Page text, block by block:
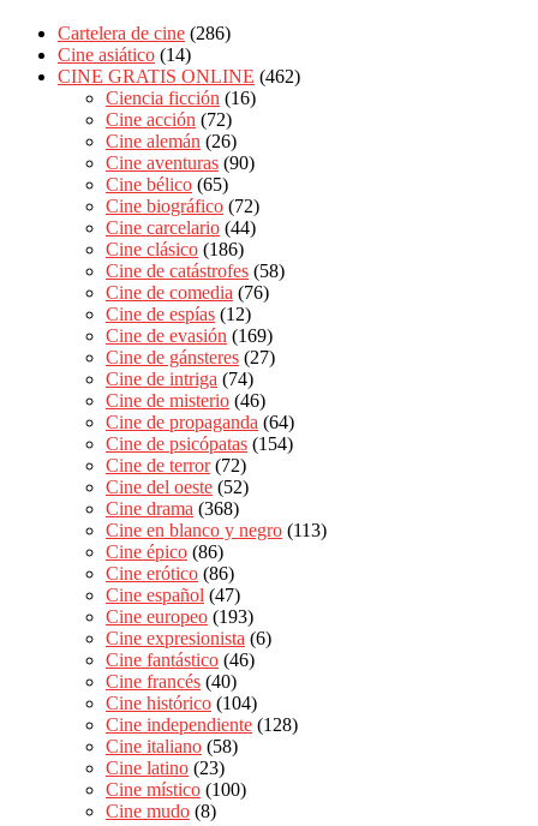
Cartelera de cine (286)
Cine asiático (14)
CINE GRATIS ONLINE (462)
Ciencia ficción (16)
Cine acción (72)
Cine alemán (26)
Cine aventuras (90)
Cine bélico (65)
Cine biográfico (72)
Cine carcelario (44)
Cine clásico (186)
Cine de catástrofes (58)
Cine de comedia (76)
Cine de espías (12)
Cine de evasión (169)
Cine de gánsteres (27)
Cine de intriga (74)
Cine de misterio (46)
Cine de propaganda (64)
Cine de psicópatas (154)
Cine de terror(72)
Cine del oeste (52)
Cine drama (368)
Cine en blanco y negro (113)
Cine épico (86)
Cine erótico (86)
Cine español (47)
Cine europeo (193)
Cine expresionista (6)
Cine fantástico (46)
Cine francés (40)
Cine histórico (104)
Cine independiente (128)
Cine italiano (58)
Cine latino (23)
Cine místico (100)
Cine mudo (8)